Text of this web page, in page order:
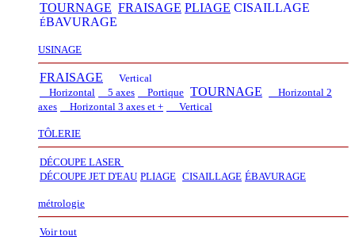
TOURNAGE FRAISAGE PLIAGE CISAILLAGE
ÉBAVURAGE
USINAGE
FRAISAGE
Vertical
Horizontal
5 axes Portique TOURNAGE
Horizontal 2
axes
Horizontal 3 axes et + Vertical​
TÔLERIE
DÉCOUPE LASER
DÉCOUPE JET D'EAU PLIAGE CISAILLAGE ÉBAVURAGE
métrologie
Voir tout